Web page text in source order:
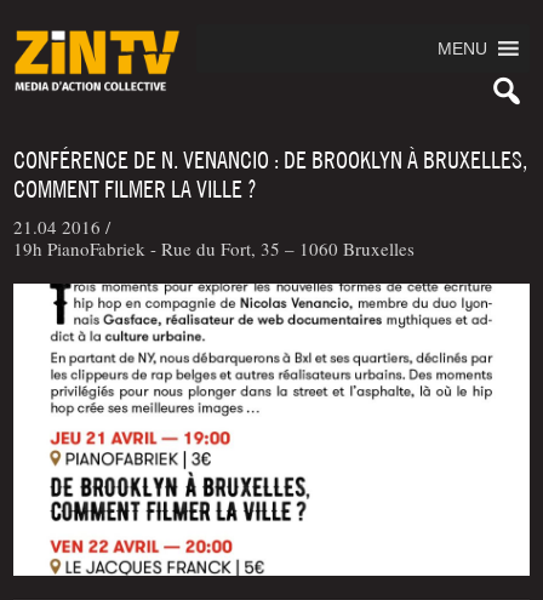
MENU
CONFÉRENCE DE N. VENANCIO : DE BROOKLYN À BRUXELLES,
COMMENT FILMER LA VILLE ?
21.04 2016 /
19h PianoFabriek - Rue du Fort, 35 – 1060 Bruxelles